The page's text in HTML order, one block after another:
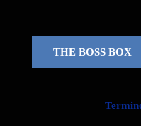
THE BOSS BOX